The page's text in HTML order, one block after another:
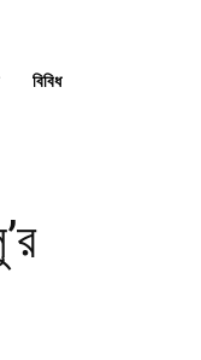
বিবিধ